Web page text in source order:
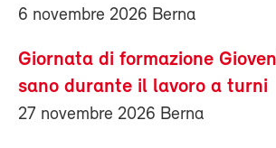
6 novembre 2026 Berna
Giornata di formazione
sano durante il lavoro a turni
27 novembre 2026 Berna